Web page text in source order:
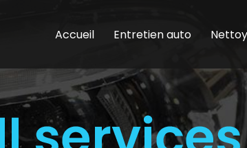
Accueil
Entretien auto